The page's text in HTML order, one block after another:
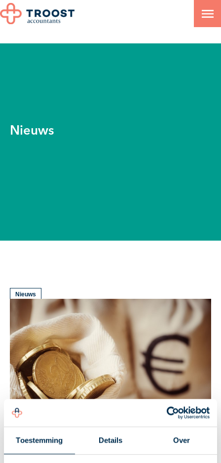
Toestemming Details Over
Nieuws
Nieuws